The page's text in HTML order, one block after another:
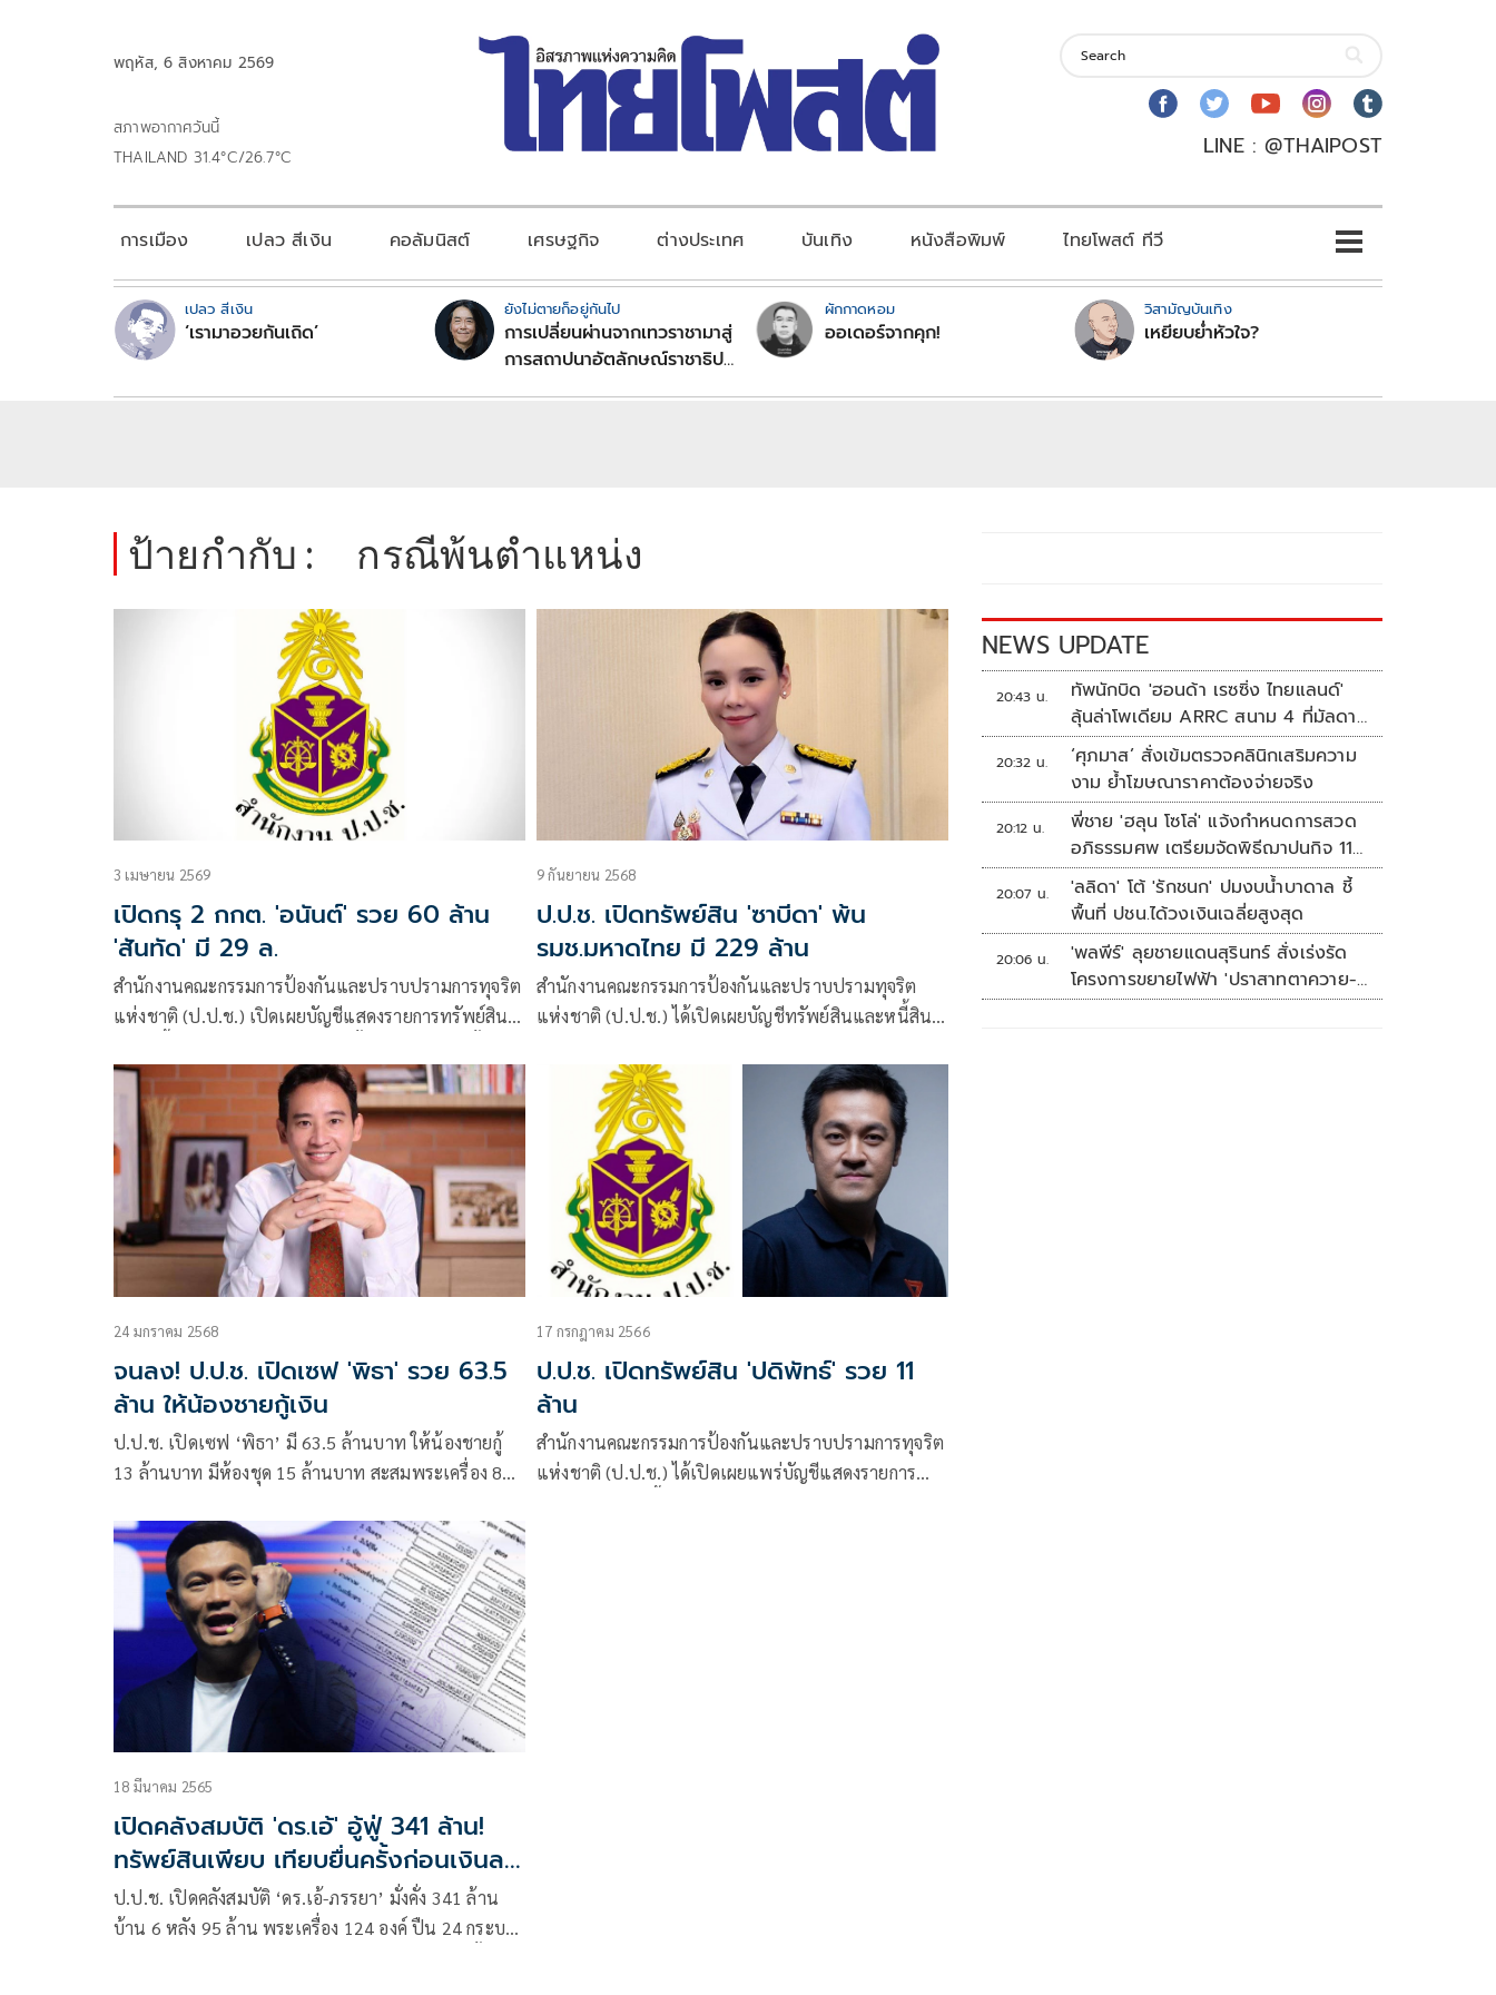
พฤหัส, 6 สิงหาคม 2569
สภาพอากาศวันนี้
THAILAND 31.4°C/26.7°C
LINE : @THAIPOST
การเมือง เปลว สีเงิน คอลัมนิสต์ เศรษฐกิจ ต่างประเทศ บันเทิง หนังสือพิมพ์ ไทยโพสต์ ทีวี
เปลว สีเงิน
‘เรามาอวยกันเถิด’
ยังไม่ตายก็อยู่กันไป
การเปลี่ยนผ่านจากเทวราชามาสู่
การสถาปนาอัตลักษณ์ราชาธิป
ผักกาดหอม
ออเดอร์จากคุก!
วิสามัญบันเทิง
เหยียบย่ำหัวใจ?
ป้ายกำกับ : กรณีพ้นตำแหน่ง
3 เมษายน 2569
เปิดกรุ 2 กกต. 'อนันต์' รวย 60 ล้าน
'สันทัด' มี 29 ล.
สำนักงานคณะกรรมการป้องกันและปราบปรามการทุจริต
แห่งชาติ (ป.ป.ช.) เปิดเผยบัญชีแสดงรายการทรัพย์สิน
เข้ารับตำแหน่งใหม่ และกรณีพ้นจากตำแหน่งเดิม
9 กันยายน 2568
ป.ป.ช. เปิดทรัพย์สิน 'ซาบีดา' พ้น
รมช.มหาดไทย มี 229 ล้าน
สำนักงานคณะกรรมการป้องกันและปราบปรามทุจริต
แห่งชาติ (ป.ป.ช.) ได้เปิดเผยบัญชีทรัพย์สินและหนี้สิน
คือ น.ส.ซาบีดา ไทยเศรษฐ์ กรณีพ้นจากตำแหน่งรัฐมนตรี
ช่วยว่าการกระทรวงมหาดไทย เมื่อวันที่ 19 มิถุนายน
24 มกราคม 2568
จนลง! ป.ป.ช. เปิดเซฟ 'พิธา' รวย 63.5
ล้าน ให้น้องชายกู้เงิน
ป.ป.ช. เปิดเซฟ ‘พิธา’ มี 63.5 ล้านบาท ให้น้องชายกู้
13 ล้านบาท มีห้องชุด 15 ล้านบาท สะสมพระเครื่อง 8
17 กรกฎาคม 2566
ป.ป.ช. เปิดทรัพย์สิน 'ปดิพัทธ์' รวย 11
ล้าน
สำนักงานคณะกรรมการป้องกันและปราบปรามการทุจริต
แห่งชาติ (ป.ป.ช.) ได้เปิดเผยแพร่บัญชีแสดงรายการ
18 มีนาคม 2565
เปิดคลังสมบัติ 'ดร.เอ้' อู้ฟู่ 341 ล้าน!
ทรัพย์สินเพียบ เทียบยื่นครั้งก่อนเงินลด
9 แสน
ป.ป.ช. เปิดคลังสมบัติ ‘ดร.เอ้-ภรรยา’ มั่งคั่ง 341 ล้าน
บ้าน 6 หลัง 95 ล้าน พระเครื่อง 124 องค์ ปืน 24 กระบอก
NEWS UPDATE
20:43 น.
ทัพนักบิด 'ฮอนด้า เรซซิ่ง ไทยแลนด์'
ลุ้นล่าโพเดียม ARRC สนาม 4 ที่มัลดาลิ
กา
20:32 น.
‘ศุภมาส’ สั่งเข้มตรวจคลินิกเสริมความ
งาม ย้ำโฆษณาราคาต้องจ่ายจริง
20:12 น.
พี่ชาย 'ฮลุน โซโล่' แจ้งกำหนดการสวด
อภิธรรมศพ เตรียมจัดพิธีฌาปนกิจ 11
ส.ค.
20:07 น.
'ลลิดา' โต้ 'รักชนก' ปมงบน้ำบาดาล ชี้
พื้นที่ ปชน.ได้วงเงินเฉลี่ยสูงสุด
20:06 น.
'พลพีร์' ลุยชายแดนสุรินทร์ สั่งเร่งรัด
โครงการขยายไฟฟ้า 'ปราสาทตาควาย-
เนิน 350'